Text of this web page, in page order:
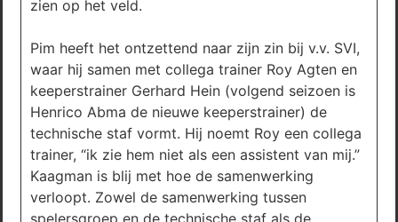
zien op het veld.
Pim heeft het ontzettend naar zijn zin bij v.v. SVI,
waar hij samen met collega trainer Roy Agten en
keeperstrainer Gerhard Hein (volgend seizoen is
Henrico Abma de nieuwe keeperstrainer) de
technische staf vormt. Hij noemt Roy een collega
trainer, “ik zie hem niet als een assistent van mij.”
Kaagman is blij met hoe de samenwerking
verloopt. Zowel de samenwerking tussen